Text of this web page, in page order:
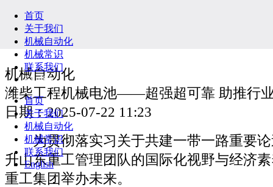
首页
关于我们
机械自动化
机械常识
联系我们
English
首页
关于我们
机械自动化
机械常识
联系我们
English
机械自动化
潍柴工程机械电池——超强超可靠 助推行
日期：2025-07-22 11:23
为贯彻落实习关于共建一带一路重要论
升山东重工管理团队的国际化视野与经济
重工集团举办未来。